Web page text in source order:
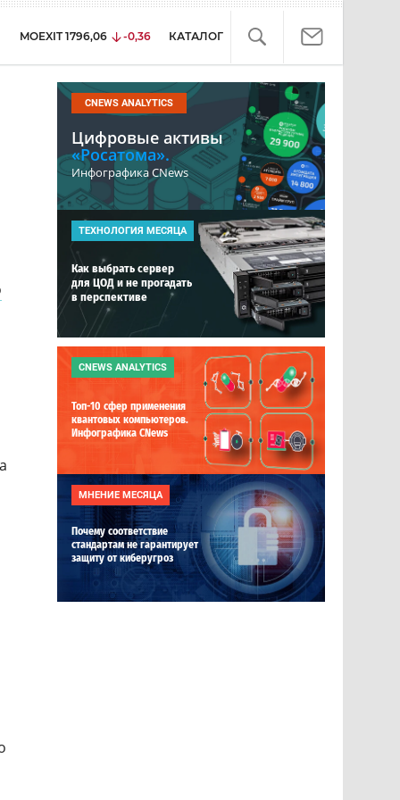
MOEXIT 1796,06 -0,36 КАТАЛОГ
CNEWS ANALYTICS
Цифровые активы
«Росатома».
Инфографика CNews
ТЕХНОЛОГИЯ МЕСЯЦА
Как выбрать сервер
для ЦОД и не прогадать
в перспективе
CNEWS ANALYTICS
Топ-10 сфер применения
квантовых компьютеров.
Инфографика CNews
МНЕНИЕ МЕСЯЦА
Почему соответствие
стандартам не гарантирует
защиту от киберугроз